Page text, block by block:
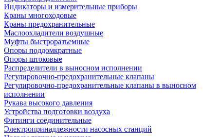
Индикаторы и измерительные приборы
Краны многоходовые
Краны предохранительные
Маслоохладители воздушные
Муфты быстроразъемные
Опоры поддомкратные
Опоры штоковые
Распределители в выносном исполнении
Регулировочно-предохранительные клапаны
Регулировочно-предохранительные клапаны в выносном
исполнении
Рукава высокого давления
Устройства подготовки воздуха
Фитинги соединительные
Электропринадлежности насосных станций